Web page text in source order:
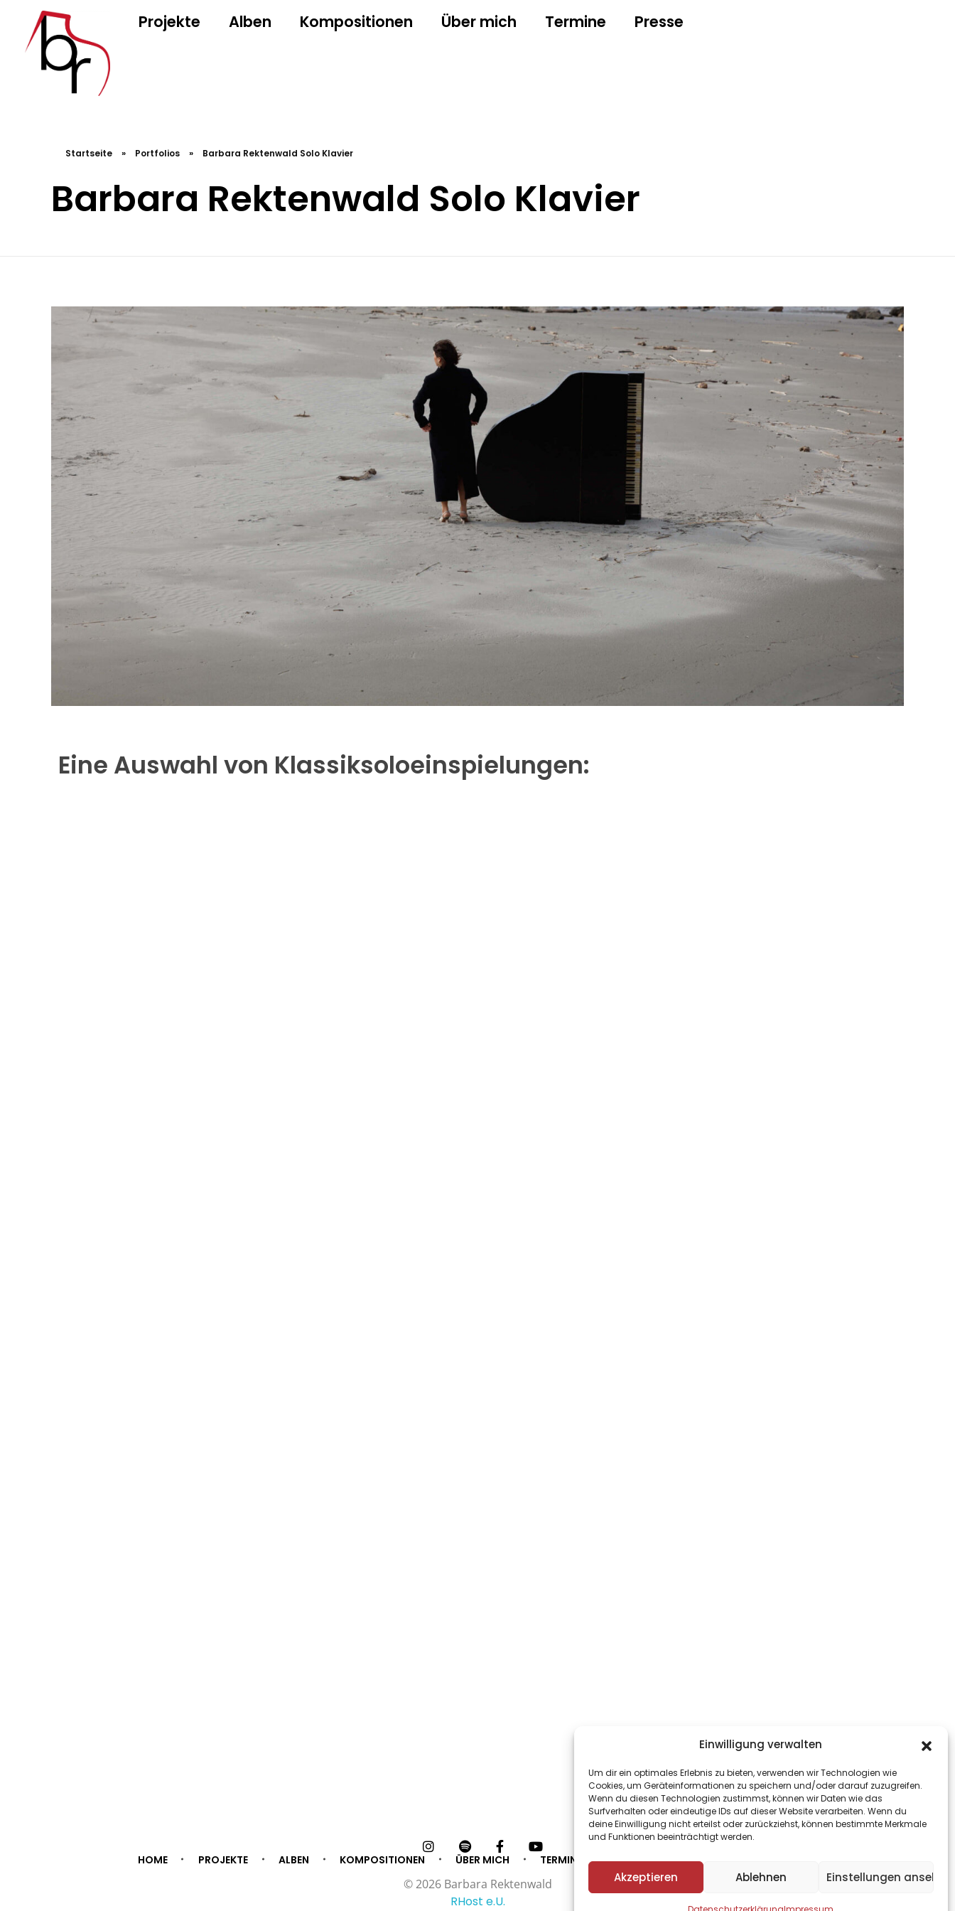
Einwilligung verwalten
Um dir ein optimales Erlebnis zu bieten, verwenden wir Technologien wie
Cookies, um Geräteinformationen zu speichern und/oder darauf zuzugreifen.
Wenn du diesen Technologien zustimmst, können wir Daten wie das
Surfverhalten oder eindeutige IDs auf dieser Website verarbeiten. Wenn du
deine Einwilligung nicht erteilst oder zurückziehst, können bestimmte Merkmale
und Funktionen beeinträchtigt werden.
Akzeptieren Ablehnen Einstellungen ansehen
Projekte Alben Kompositionen Über mich Termine Presse
Startseite » Portfolios » Barbara Rektenwald Solo Klavier
Barbara Rektenwald Solo Klavier
Eine Auswahl von Klassiksoloeinspielungen:
HOME PROJEKTE ALBEN KOMPOSITIONEN ÜBER MICH TERMINE PRESSE IMPRESSUM/DATENSCHUTZ
© 2026 Barbara Rektenwald
RHost e.U.